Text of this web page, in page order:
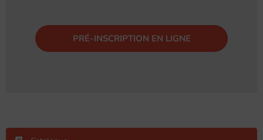
PRÉ-INSCRIPTION EN LIGNE